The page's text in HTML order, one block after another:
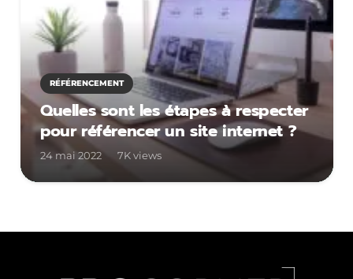
RÉFÉRENCEMENT
Quelles sont les étapes à respecter
pour référencer un site internet ?
24 mai 2022 7Kviews